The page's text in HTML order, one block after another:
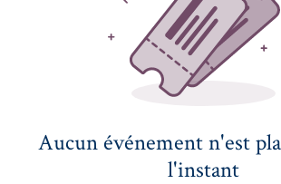
Aucun événement n'est
l'instant